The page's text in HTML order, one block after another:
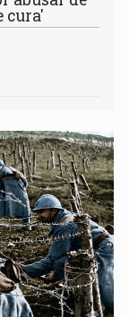
cura'